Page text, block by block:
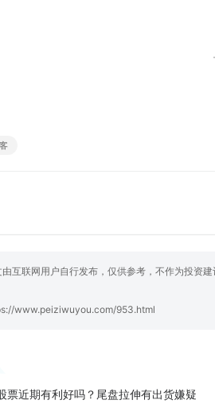
互联网用户自行发布，仅供参考，不作为投资建
www.peiziwuyou.com/953.html
票近期有利好吗？尾盘拉伸有出货嫌疑